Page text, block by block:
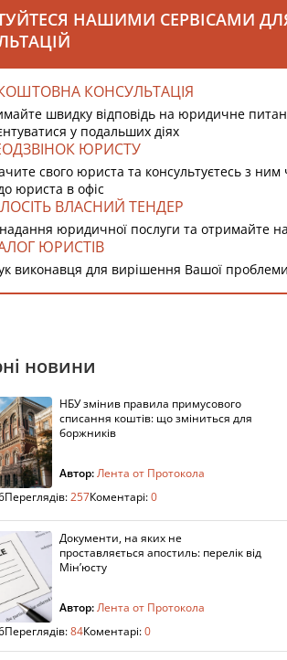
НАШИМИ СЕРВІСАМИ
КОНСУЛЬТАЦІЯ
швидку відповідь на юридичне
у подальших діях
ЮРИСТУ
свого юриста та консультуєтесь з
юриста в офіс
ВЛАСНИЙ ТЕНДЕР
юридичної послуги та отримайте
ЮРИСТІВ
виконавця для вирішення Вашої
новини
НБУ змінив правила примусового
списання коштів: що зміниться для
боржників
Автор:Лента от Протокола
Переглядів:257Коментарі:0
Документи, на яких не
проставляється апостиль: перелік від
Мін’юсту
Автор:Лента от Протокола
Переглядів:84Коментарі:0